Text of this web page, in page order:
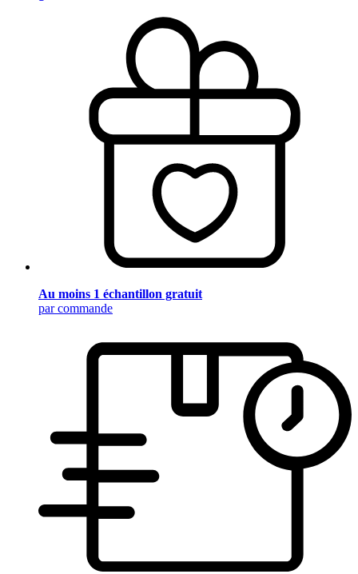
Au moins 1 échantillon gratuit
par commande